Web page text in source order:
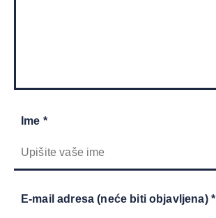
Ime *
E-mail adresa (neće biti objavljena) *